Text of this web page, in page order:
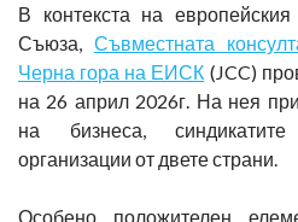
В контекста на
Съюза, Съвместната
Черна гора на ЕИСК (JCC)
на 26 април 2026г. На нея
на бизнеса,
организации от двете страни.
Особено положителен